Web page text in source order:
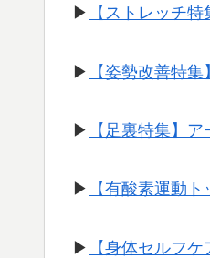
▶︎ 【ストレッチ
▶︎ 【姿勢改善特
▶︎ 【足裏特集】
▶︎ 【有酸素運動
▶︎ 【身体セルフ